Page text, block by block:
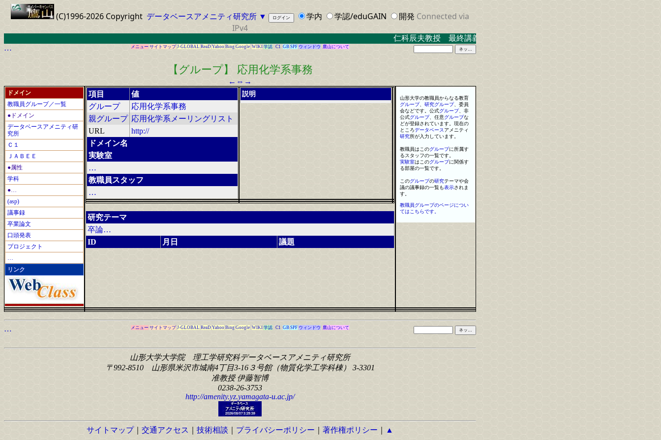
(C)1996-2026 Copyright データベースアメニティ研究所 ▼ 学内 学認/eduGAIN 開発 Connected via
IPv4
仁科辰夫教授 最終講義 ２０２３．３．１７ 米沢キャンパス中示Ａ
…
メニュー サイトマップ J-GLOBAL ReaD Yahoo Bing Google WIKI 学認 C1 GB SPF ウィンドウ 鷹山について
【グループ】 応用化学系事務
← ⇔ →
ドメイン
教職員グループ／一覧
●ドメイン
データベースアメニティ研
究所
Ｃ１
ＪＡＢＥＥ
●属性
学科
●…
(asp)
議事録
卒業論文
口頭発表
プロジェクト
…
リンク
項目
値
グループ
応用化学系事務
親グループ 応用化学系メーリングリスト
URL
http://
ドメイン名
実験室
…
教職員スタッフ
…
説明
研究テーマ
卒論…
ID
月日 議題
山形大学の教職員からなる教育
グループ、 研究グループ、委員
会などです。公式グループ、非
公式グループ、任意グループな
どが登録されています。現在の
ところデータベースアメニティ
研究所が入力しています。
教職員はこのグループに所属す
るスタッフの一覧です。
実験室はこのグループに関係す
る部屋の一覧です。
このグループの研究テーマや会
議の議事録の一覧も表示されま
す。
教職員グループのページについ
てはこちらです。
… メニュー サイトマップ J-GLOBAL ReaD Yahoo Bing Google WIKI 学認 C1 GB SPF ウィンドウ 鷹山について
山形大学大学院 理工学研究科データベースアメニティ研究所
〒992-8510 山形県米沢市城南4丁目3-16３号館（物質化学工学科棟） 3-3301
准教授 伊藤智博
0238-26-3753
http://amenity.yz.yamagata-u.ac.jp/
サイトマップ｜ 交通アクセス 技術相談 プライバシーポリシー 著作権ポリシー ▲